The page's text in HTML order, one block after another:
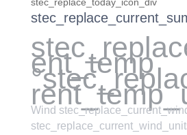
ent_temp
Wind